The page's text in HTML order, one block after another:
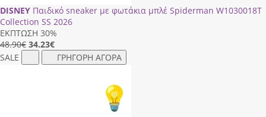
DISNEY Παιδικό sneaker με φωτάκια μπλέ Spiderman W1030018Τ
Collection SS 2026
ΕΚΠΤΩΣΗ 30%
48.90€ 34.23€
SALE
ΓΡΗΓΟΡΗ ΑΓΟΡΑ